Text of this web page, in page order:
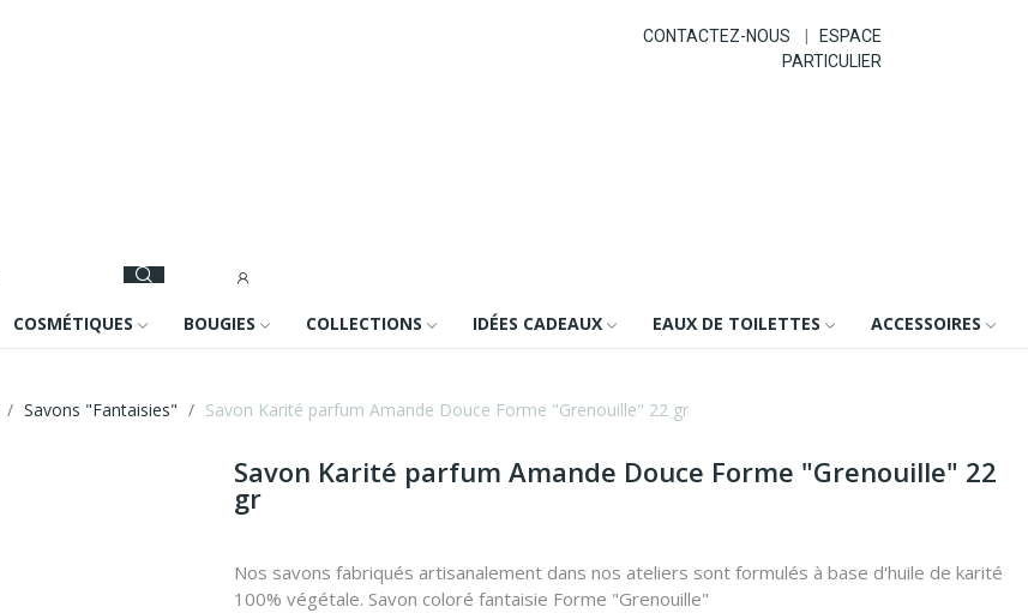
CONTACTEZ-NOUS
ESPACE
PARTICULIER
COSMÉTIQUES BOUGIES COLLECTIONS IDÉES CADEAUX EAUX DE TOILETTES ACCESSOIRES
Savons "Fantaisies" Savon Karité parfum Amande Douce Forme "Grenouille" 22 gr
Savon Karité parfum Amande Douce Forme "Grenouille" 22
gr
Nos savons fabriqués artisanalement dans nos ateliers sont formulés à base d'huile de karité
100% végétale. Savon coloré fantaisie Forme "Grenouille"